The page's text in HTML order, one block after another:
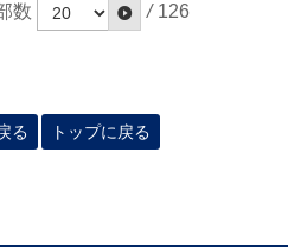
数 / 126
る トップに戻る